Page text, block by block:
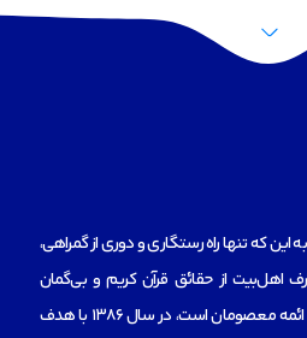
که تنها راه رستگاری و دوری از گمراهی،
اهل‌بیت از حقائق قرآن کریم و بی‌گمان
معارف اعتقادی سرلوحه آموزه‌های ائمه معصومان است، در سال 1386 با هدف